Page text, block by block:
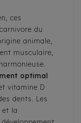
ces
du
animale,
musculaire,
optimal
vitamine D
dents. Les
et la